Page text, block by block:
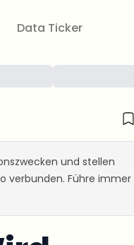
Data Ticker
und stellen
verbunden. Führe immer